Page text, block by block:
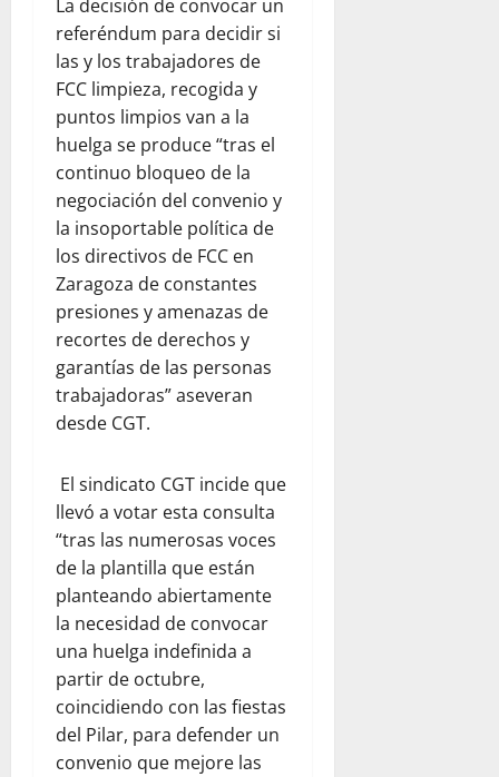
La decisión de convocar un
referéndum para decidir si
las y los trabajadores de
FCC limpieza, recogida y
puntos limpios van a la
huelga se produce “tras el
continuo bloqueo de la
negociación del convenio y
la insoportable política de
los directivos de FCC en
Zaragoza de constantes
presiones y amenazas de
recortes de derechos y
garantías de las personas
trabajadoras” aseveran
desde CGT.
El sindicato CGT incide que
llevó a votar esta consulta
“tras las numerosas voces
de la plantilla que están
planteando abiertamente
la necesidad de convocar
una huelga indefinida a
partir de octubre,
coincidiendo con las fiestas
del Pilar, para defender un
convenio que mejore las